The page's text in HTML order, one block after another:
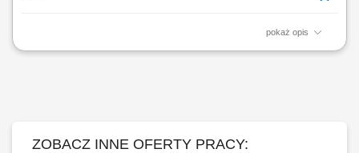
pokaż opis
profesjonalna obsługa klientów zgodnie ze standardami sklepu;
ZOBACZ INNE OFERTY PRACY: